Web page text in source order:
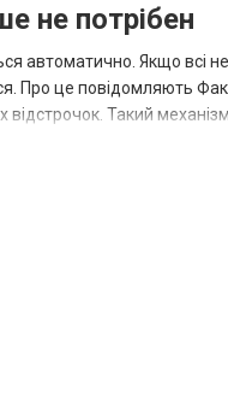
не потрібен
автоматично. Якщо всі
Про це повідомляють
Такий